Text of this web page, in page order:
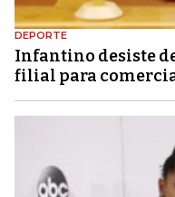
DEPORTE
Infantino desiste
filial para